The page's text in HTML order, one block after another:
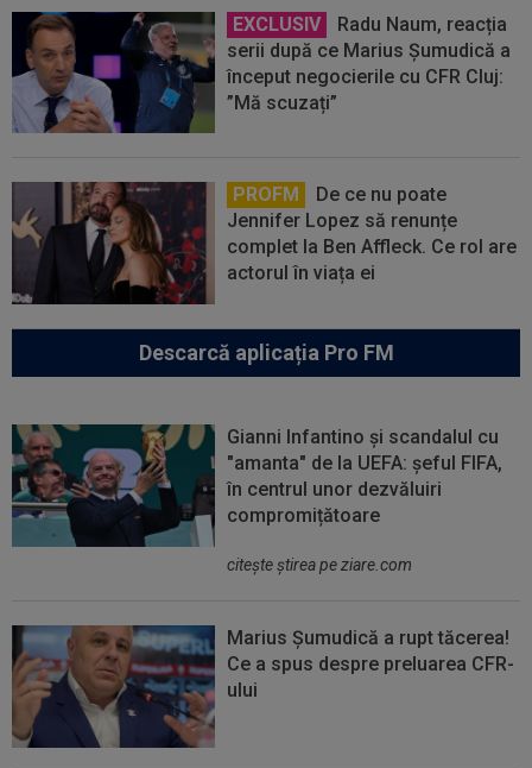
EXCLUSIV
Radu Naum, reacția
serii după ce Marius Șumudică a
început negocierile cu CFR Cluj:
”Mă scuzați”
PROFM
De ce nu poate
Jennifer Lopez să renunțe
complet la Ben Affleck. Ce rol are
actorul în viața ei
Descarcă aplicația Pro FM
Gianni Infantino și scandalul cu
"amanta" de la UEFA: șeful FIFA,
în centrul unor dezvăluiri
compromițătoare
citeşte ştirea pe ziare.com
Marius Șumudică a rupt tăcerea!
Ce a spus despre preluarea CFR-
ului